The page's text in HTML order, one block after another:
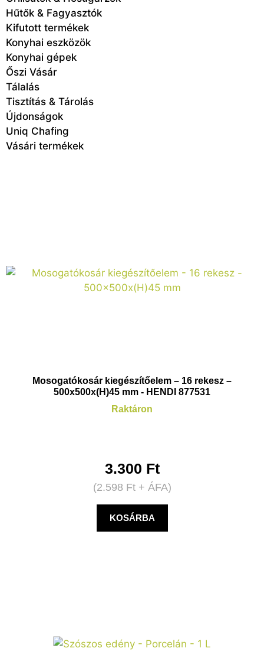
Hűtők & Fagyasztók
Kifutott termékek
Konyhai eszközök
Konyhai gépek
Őszi Vásár
Tálalás
Tisztítás & Tárolás
Újdonságok
Uniq Chafing
Vásári termékek
Mosogatókosár kiegészítőelem – 16 rekesz –
500x500x(H)45 mm - HENDI 877531
Raktáron
3.300 Ft
(2.598 Ft+ ÁFA)
KOSÁRBA